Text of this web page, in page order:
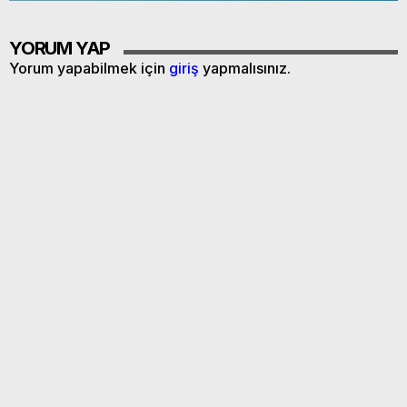
YORUM YAP
Yorum yapabilmek için giriş yapmalısınız.